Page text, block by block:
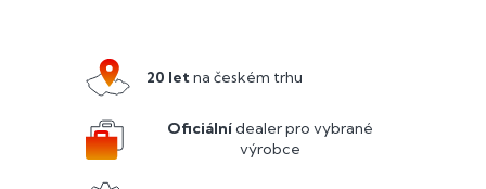
20 letna českém trhu
Oficiálnídealer pro vybrané
výrobce